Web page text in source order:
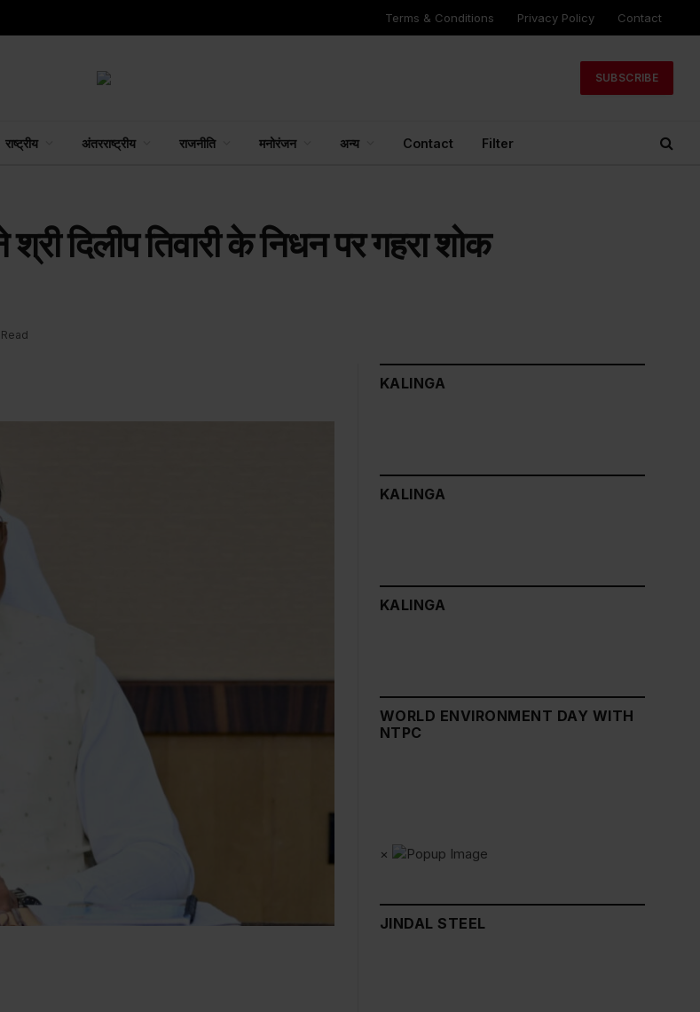
Terms & Conditions Privacy Policy Contact
SUBSCRIBE
राष्ट्रीय अंतरराष्ट्रीय राजनीति मनोरंजन अन्य Contact Filter
दिलीप तिवारी के निधन पर गहरा शोक
KALINGA
KALINGA
KALINGA
WORLD ENVIRONMENT DAY WITH
NTPC
×
JINDAL STEEL